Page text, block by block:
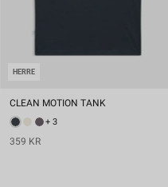
HERRE
CLEAN MOTION TANK
+ 3
359 KR